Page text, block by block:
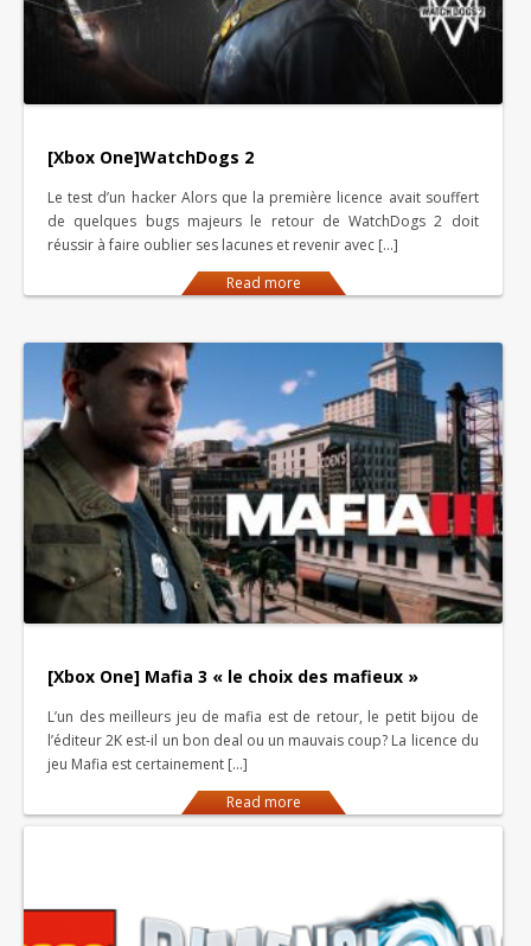
[Xbox One]WatchDogs 2
Le test d’un hacker Alors que la première licence avait souffert
de quelques bugs majeurs le retour de WatchDogs 2 doit
réussir à faire oublier ses lacunes et revenir avec […]
Read more
[Xbox One] Mafia 3 « le choix des mafieux »
L’un des meilleurs jeu de mafia est de retour, le petit bijou de
l’éditeur 2K est-il un bon deal ou un mauvais coup? La licence du
jeu Mafia est certainement […]
Read more